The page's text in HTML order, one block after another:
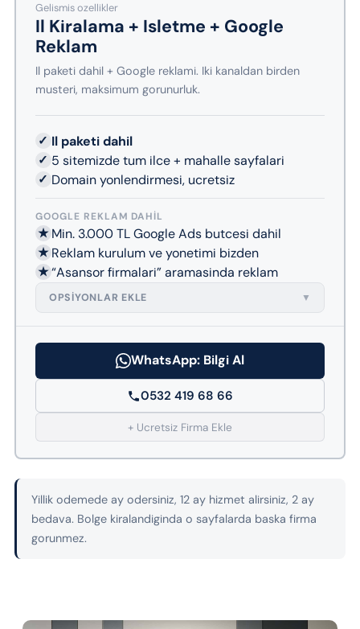
Gelismis ozellikler
Il Kiralama + Isletme + Google
Reklam
Il paketi dahil + Google reklami. Iki kanaldan birden
musteri, maksimum gorunurluk.
✓ Il paketi dahil
✓ 5 sitemizde tum ilce + mahalle sayfalari
✓ Domain yonlendirmesi, ucretsiz
GOOGLE REKLAM DAHIL
★ Min. 3.000 TL Google Ads butcesi dahil
★ Reklam kurulum ve yonetimi bizden
★“Asansor firmalari” aramasinda reklam
OPSIYONLAR EKLE ▼
WhatsApp: Bilgi Al
0532 419 68 66
+ Ucretsiz Firma Ekle
Yillik odemede ay odersiniz, 12 ay hizmet alirsiniz, 2 ay
bedava. Bolge kiralandiginda o sayfalarda baska firma
gorunmez.